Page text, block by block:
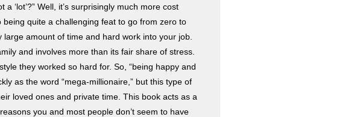
a ‘lot’?” Well, it’s surprisingly much more cost
quite a challenging feat to go from zero to
amount of time and hard work into your job.
and involves more than its fair share of stress.
they worked so hard for. So, “being happy and
as the word “mega-millionaire,” but this type of
loved ones and private time. This book acts as a
you and most people don’t seem to have